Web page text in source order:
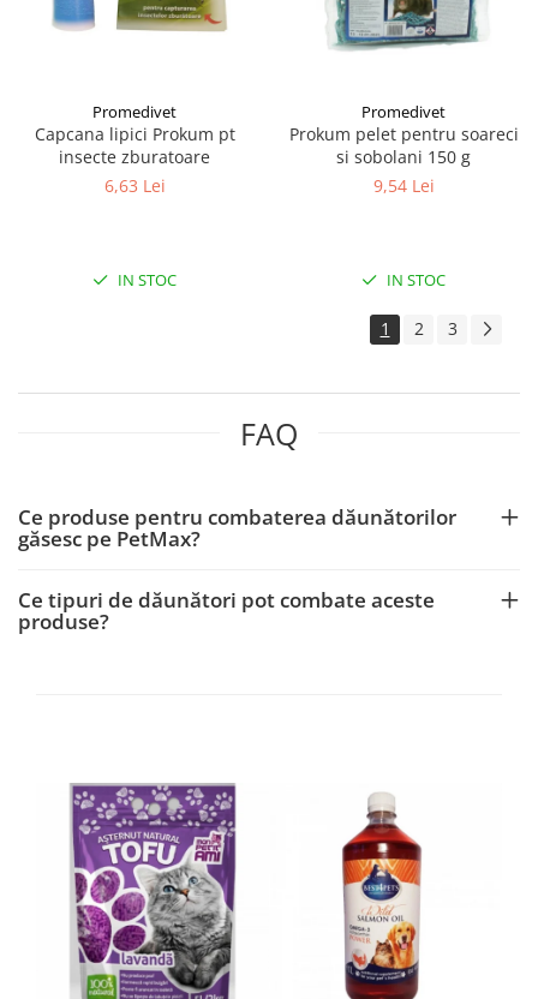
Promedivet
Capcana lipici Prokum pt
insecte zburatoare
6,63 Lei
IN STOC
Promedivet
Prokum pelet pentru soareci
si sobolani 150 g
9,54 Lei
IN STOC
1 2 3
FAQ
Ce produse pentru combaterea dăunătorilor
găsesc pe PetMax?
Ce tipuri de dăunători pot combate aceste
produse?